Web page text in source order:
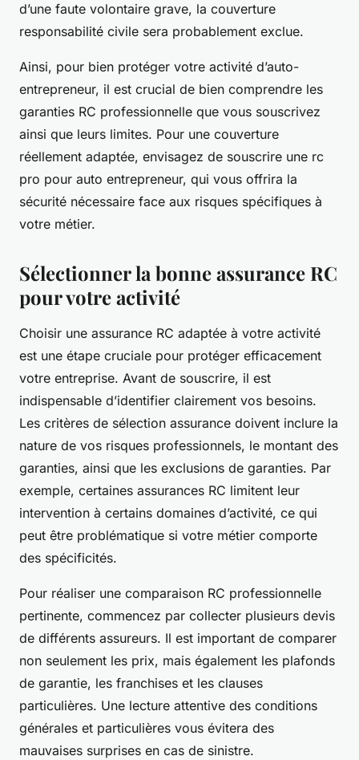
d’une faute volontaire grave, la couverture
responsabilité civile sera probablement exclue.
Ainsi, pour bien protéger votre activité d’auto-
entrepreneur, il est crucial de bien comprendre les
garanties RC professionnelle que vous souscrivez
ainsi que leurs limites. Pour une couverture
réellement adaptée, envisagez de souscrire une rc
pro pour auto entrepreneur, qui vous offrira la
sécurité nécessaire face aux risques spécifiques à
votre métier.
Sélectionner la bonne assurance RC
pour votre activité
Choisir une assurance RC adaptée à votre activité
est une étape cruciale pour protéger efficacement
votre entreprise. Avant de souscrire, il est
indispensable d’identifier clairement vos besoins.
Les critères de sélection assurance doivent inclure la
nature de vos risques professionnels, le montant des
garanties, ainsi que les exclusions de garanties. Par
exemple, certaines assurances RC limitent leur
intervention à certains domaines d’activité, ce qui
peut être problématique si votre métier comporte
des spécificités.
Pour réaliser une comparaison RC professionnelle
pertinente, commencez par collecter plusieurs devis
de différents assureurs. Il est important de comparer
non seulement les prix, mais également les plafonds
de garantie, les franchises et les clauses
particulières. Une lecture attentive des conditions
générales et particulières vous évitera des
mauvaises surprises en cas de sinistre.